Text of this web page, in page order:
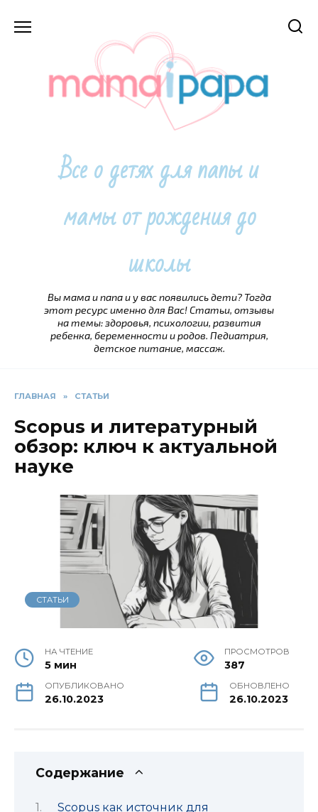
Все о детях для папы и
мамы от рождения до
школы
Вы мама и папа и у вас появились дети? Тогда
этот ресурс именно для Вас! Статьи, отзывы
на темы: здоровья, психологии, развития
ребенка, беременности и родов. Педиатрия,
детское питание, массаж.
ГЛАВНАЯ » СТАТЬИ
Scopus и литературный
обзор: ключ к актуальной
науке
СТАТЬИ
НА ЧТЕНИЕ
5 мин
ПРОСМОТРОВ
387
ОПУБЛИКОВАНО
26.10.2023
ОБНОВЛЕНО
26.10.2023
Содержание
Scopus как источник для